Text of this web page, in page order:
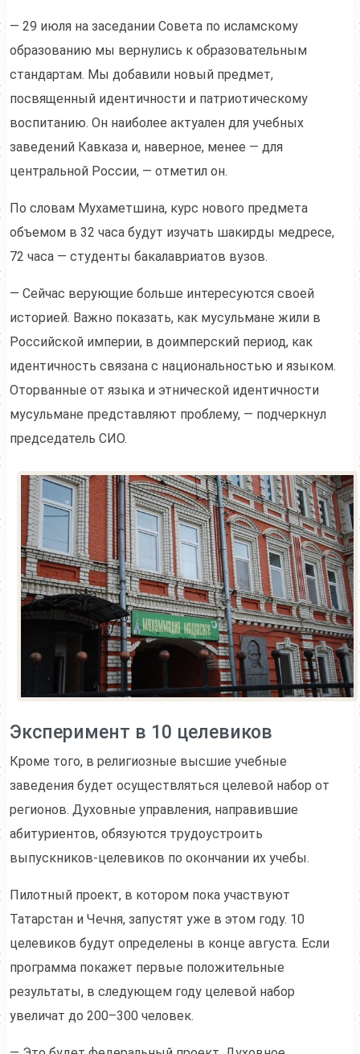
— 29 июля на заседании Совета по исламскому
образованию мы вернулись к образовательным
стандартам. Мы добавили новый предмет,
посвященный идентичности и патриотическому
воспитанию. Он наиболее актуален для учебных
заведений Кавказа и, наверное, менее — для
центральной России, — отметил он.
По словам Мухаметшина, курс нового предмета
объемом в 32 часа будут изучать шакирды медресе,
72 часа — студенты бакалавриатов вузов.
— Сейчас верующие больше интересуются своей
историей. Важно показать, как мусульмане жили в
Российской империи, в доимперский период, как
идентичность связана с национальностью и языком.
Оторванные от языка и этнической идентичности
мусульмане представляют проблему, — подчеркнул
председатель СИО.
Эксперимент в 10 целевиков
Кроме того, в религиозные высшие учебные
заведения будет осуществляться целевой набор от
регионов. Духовные управления, направившие
абитуриентов, обязуются трудоустроить
выпускников-целевиков по окончании их учебы.
Пилотный проект, в котором пока участвуют
Татарстан и Чечня, запустят уже в этом году. 10
целевиков будут определены в конце августа. Если
программа покажет первые положительные
результаты, в следующем году целевой набор
увеличат до 200–300 человек.